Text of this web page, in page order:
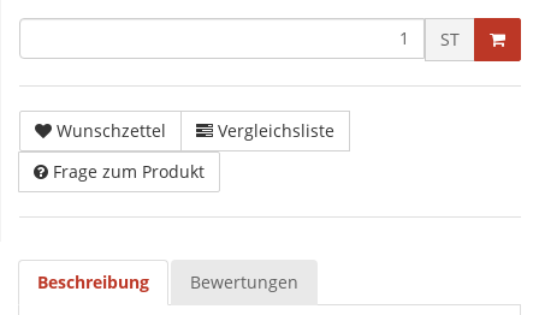
ST
Wunschzettel
Vergleichsliste
Frage zum Produkt
Beschreibung Bewertungen